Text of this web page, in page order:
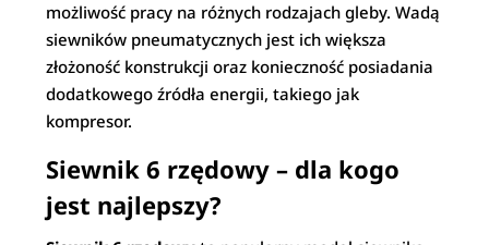
możliwość pracy na różnych rodzajach gleby. Wadą
siewników pneumatycznych jest ich większa
złożoność konstrukcji oraz konieczność posiadania
dodatkowego źródła energii, takiego jak
kompresor.
Siewnik 6 rzędowy – dla kogo
jest najlepszy?